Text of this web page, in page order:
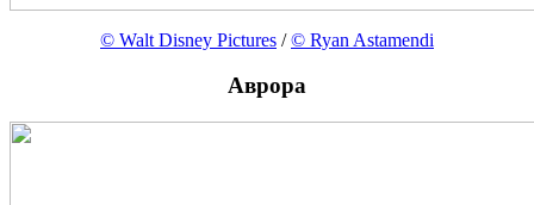
© Walt Disney Pictures /© Ryan Astamendi
Аврора